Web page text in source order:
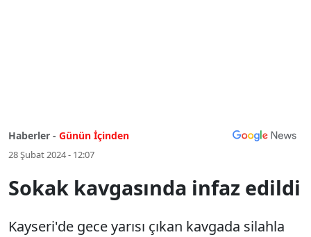
Haberler - Günün İçinden
28 Şubat 2024 - 12:07
Sokak kavgasında infaz edildi
Kayseri'de gece yarısı çıkan kavgada silahla